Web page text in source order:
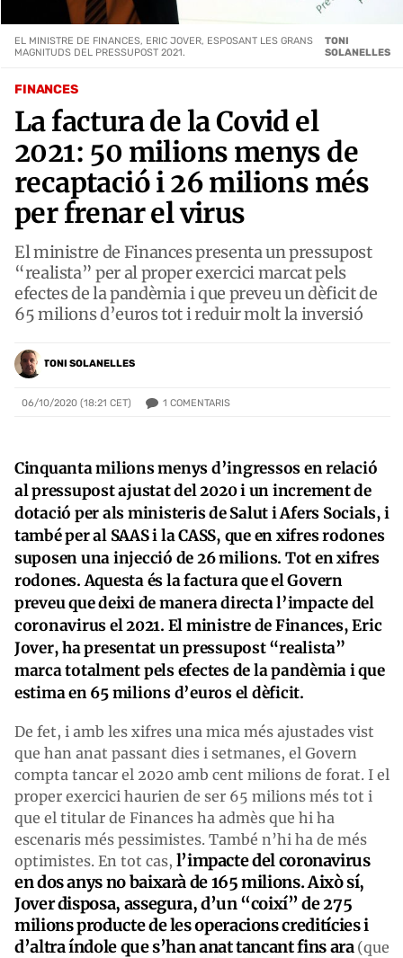
FINANCES
La factura de la Covid el
2021: 50 milions menys de
recaptació i 26 milions més
per frenar el virus
El ministre de Finances presenta un pressupost
“realista” per al proper exercici marcat pels
efectes de la pandèmia i que preveu un dèficit de
65 milions d’euros tot i reduir molt la inversió
TONI SOLANELLES
06/10/2020 (18:21 CET) 1 COMENTARIS
EL MINISTRE DE FINANCES, ERIC JOVER, ESPOSANT LES GRANS
MAGNITUDS DEL PRESSUPOST 2021.
TONI
SOLANELLES
Cinquanta milions menys d’ingressos en relació
al pressupost ajustat del 2020 i un increment de
dotació per als ministeris de Salut i Afers Socials, i
també per al SAAS i la CASS, que en xifres rodones
suposen una injecció de 26 milions. Tot en xifres
rodones. Aquesta és la factura que el Govern
preveu que deixi de manera directa l’impacte del
coronavirus el 2021. El ministre de Finances, Eric
Jover, ha presentat un pressupost “realista”
marca totalment pels efectes de la pandèmia i que
estima en 65 milions d’euros el dèficit.
De fet, i amb les xifres una mica més ajustades vist
que han anat passant dies i setmanes, el Govern
compta tancar el 2020 amb cent milions de forat. I el
proper exercici haurien de ser 65 milions més tot i
que el titular de Finances ha admès que hi ha
escenaris més pessimistes. També n’hi ha de més
optimistes. En tot cas, l’impacte del coronavirus
en dos anys no baixarà de 165 milions. Això sí,
Jover disposa, assegura, d’un “coixí” de 275
milions producte de les operacions creditícies i
d’altra índole que s’han anat tancant fins ara (que